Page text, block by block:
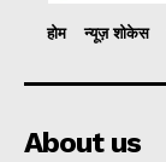
होम न्यूज़ शोकेस
About us